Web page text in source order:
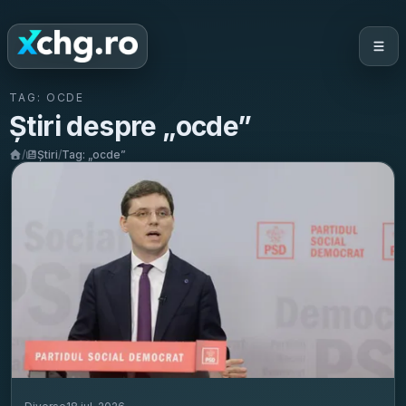
TAG: OCDE
Știri despre „ocde”
/ Știri/Tag: „ocde”